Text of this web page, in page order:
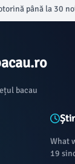
până la 30
bacau
What
19